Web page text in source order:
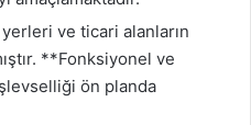
ve ticari alanların
**Fonksiyonel ve
ön planda